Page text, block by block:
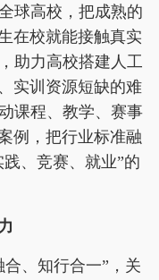
球高校，把成熟的
在校就能接触真实
助力高校搭建人工
实训资源短缺的难
课程、教学、赛事
例，把行业标准融
、竞赛、就业”的
、知行合一”，关